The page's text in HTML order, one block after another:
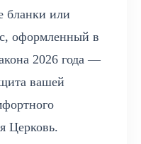
бланки или
оформленный в
2026 года —
вашей
Церковь.